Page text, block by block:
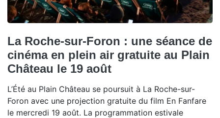
La Roche-sur-Foron : une séance de
cinéma en plein air gratuite au Plain
Château le 19 août
L’Été au Plain Château se poursuit à La Roche-sur-
Foron avec une projection gratuite du film En Fanfare
le mercredi 19 août. La programmation estivale